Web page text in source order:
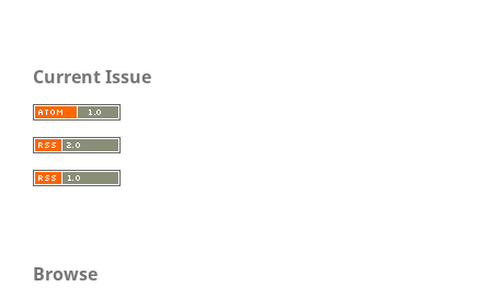
Current Issue
Browse